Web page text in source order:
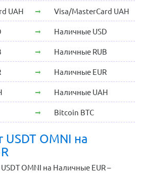
UAH Visa/MasterCard UAH
Наличные USD
Наличные RUB
Наличные EUR
Наличные UAH
Bitcoin BTC
OMNI на
OMNI на Наличные EUR –